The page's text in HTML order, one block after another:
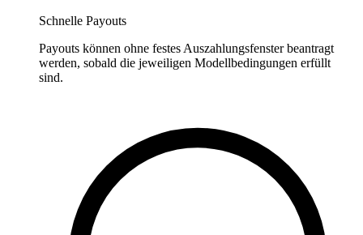
Schnelle Payouts
Payouts können ohne festes Auszahlungsfenster beantragt
werden, sobald die jeweiligen Modellbedingungen erfüllt
sind.